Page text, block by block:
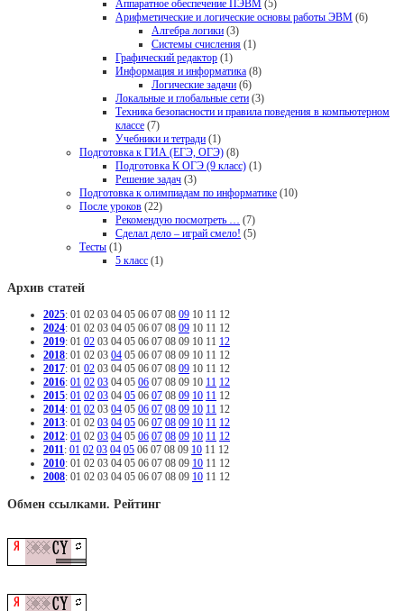
Аппаратное обеспечение ПЭВМ (5)
Арифметические и логические основы работы ЭВМ (6)
Алгебра логики (3)
Системы счисления (1)
Графический редактор (1)
Информация и информатика (8)
Логические задачи (6)
Локальные и глобальные сети (3)
Техника безопасности и правила поведения в компьютерном
классе (7)
Учебники и тетради (1)
Подготовка к ГИА (ЕГЭ, ОГЭ) (8)
Подготовка К ОГЭ (9 класс) (1)
Решение задач (3)
Подготовка к олимпиадам по информатике (10)
После уроков (22)
Рекомендую посмотреть …
(7)
Сделал дело – играй смело! (5)
Тесты (1)
5 класс (1)
Архив статей
2025: 01 02 03 04 05 06 07 08 09 10 11 12
2024: 01 02 03 04 05 06 07 08 09 10 11 12
2019: 01 02 03 04 05 06 07 08 09 10 11 12
2018: 01 02 03 04 05 06 07 08 09 10 11 12
2017: 01 02 03 04 05 06 07 08 09 10 11 12
2016: 01 02 03 04 05 06 07 08 09 10 11 12
2015: 01 02 03 04 05 06 07 08 09 10 11 12
2014: 01 02 03 04 05 06 07 08 09 10 11 12
2013: 01 02 03 04 05 06 07 08 09 10 11 12
2012: 01 02 03 04 05 06 07 08 09 10 11 12
2011 : 01 02 03 04 05 06 07 08 09 10 11 12
2010: 01 02 03 04 05 06 07 08 09 10 11 12
2008: 01 02 03 04 05 06 07 08 09 10 11 12
Обмен ссылками. Рейтинг